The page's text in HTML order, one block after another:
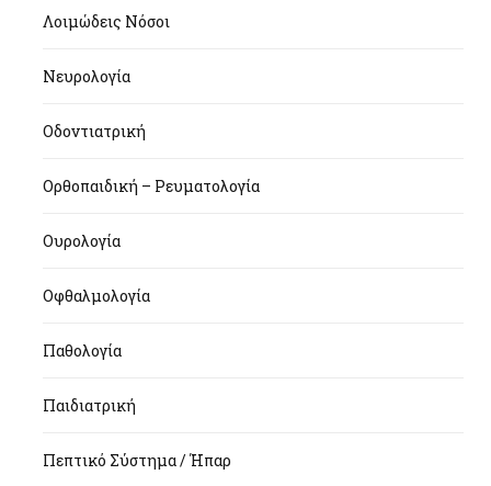
Λοιμώδεις Νόσοι
Νευρολογία
Οδοντιατρική
Ορθοπαιδική – Ρευματολογία
Ουρολογία
Οφθαλμολογία
Παθολογία
Παιδιατρική
Πεπτικό Σύστημα / Ήπαρ